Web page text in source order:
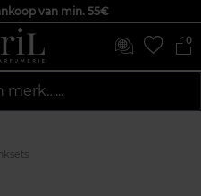
van min. 55€
0
merk…...